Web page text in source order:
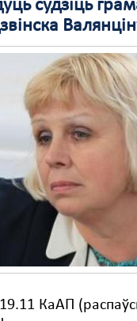
судзіць
КаАП